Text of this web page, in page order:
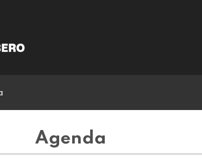
Agenda